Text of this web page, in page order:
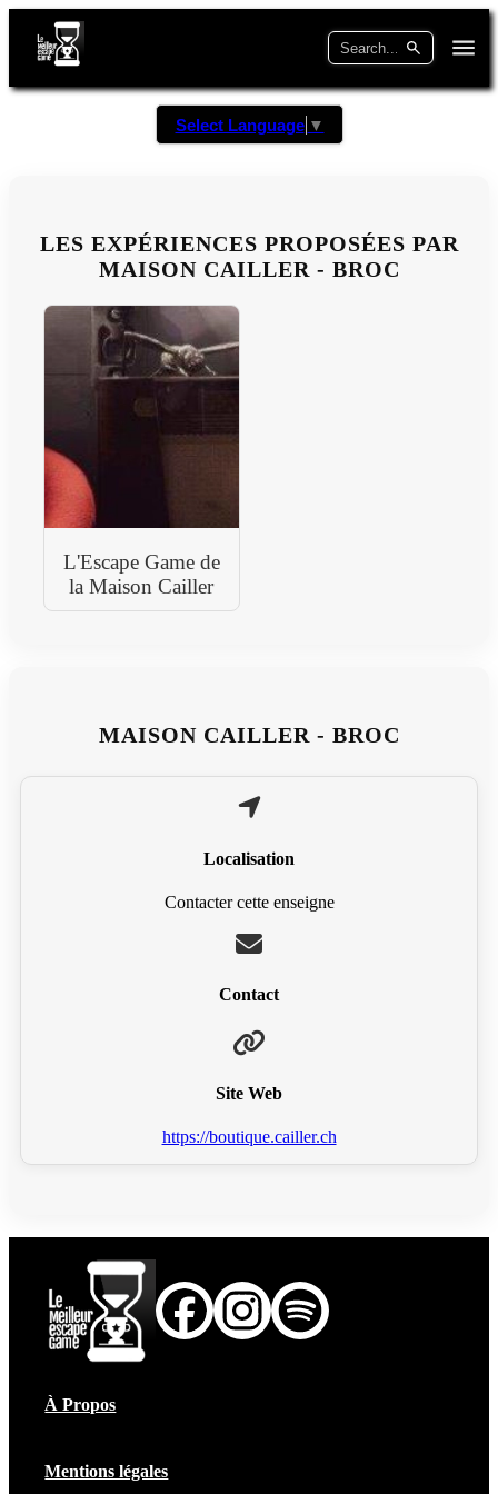
Select Language ▼
LES EXPÉRIENCES PROPOSÉES PAR
MAISON CAILLER - BROC
L'Escape Game de
la Maison Cailler
MAISON CAILLER - BROC
Localisation
Contacter cette enseigne
Contact
Site Web
https://boutique.cailler.ch
À Propos
Mentions légales